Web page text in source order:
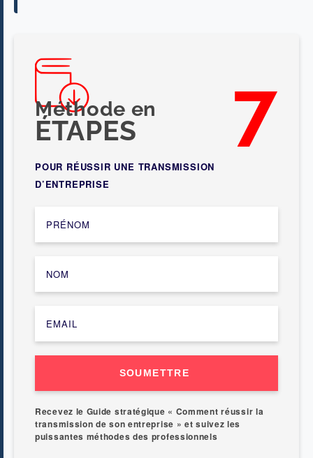
Méthode en 7
ÉTAPES
POUR RÉUSSIR UNE TRANSMISSION
D’ENTREPRISE
SOUMETTRE
Recevez le Guide stratégique « Comment réussir la
transmission de son entreprise » et suivez les
puissantes méthodes des professionnels